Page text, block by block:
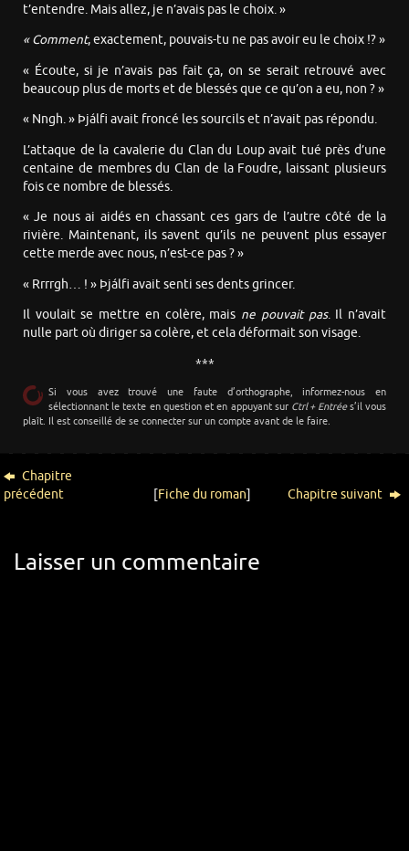
t’entendre. Mais allez, je n’avais pas le choix. »
« Comment, exactement, pouvais-tu ne pas avoir eu le choix !? »
« Écoute, si je n’avais pas fait ça, on se serait retrouvé avec
beaucoup plus de morts et de blessés que ce qu’on a eu, non ? »
« Nngh. » Þjálfi avait froncé les sourcils et n’avait pas répondu.
L’attaque de la cavalerie du Clan du Loup avait tué près d’une
centaine de membres du Clan de la Foudre, laissant plusieurs
fois ce nombre de blessés.
« Je nous ai aidés en chassant ces gars de l’autre côté de la
rivière. Maintenant, ils savent qu’ils ne peuvent plus essayer
cette merde avec nous, n’est-ce pas ? »
« Rrrrgh… ! » Þjálfi avait senti ses dents grincer.
Il voulait se mettre en colère, mais ne pouvait pas. Il n’avait
nulle part où diriger sa colère, et cela déformait son visage.
***
Si vous avez trouvé une faute d’orthographe, informez-nous en
sélectionnant le texte en question et en appuyant sur Ctrl + Entrées’il vous
plaît. Il est conseillé de se connecter sur un compte avant de le faire.
Chapitre
précédent
[Fiche du roman] Chapitre suivant
Laisser un commentaire